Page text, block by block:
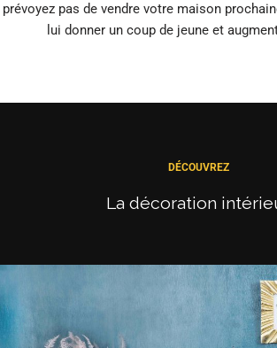
prévoyez pas de vendre votre maison
lui donner un coup de jeune et
DÉCOUVREZ
La décoration